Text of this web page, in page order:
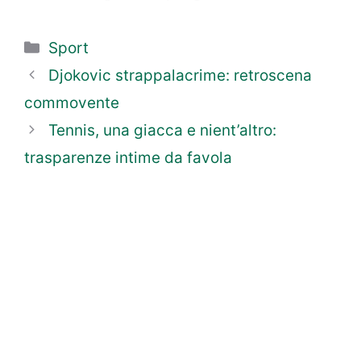
Categorie
Sport
Djokovic strappalacrime: retroscena
commovente
Tennis, una giacca e nient’altro:
trasparenze intime da favola